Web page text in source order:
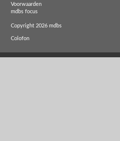
Voorwaarden
mdbs focus
Copyright 2026 mdbs
Colofon